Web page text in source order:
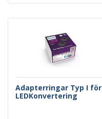
Adapterringar Typ I för
LEDKonvertering